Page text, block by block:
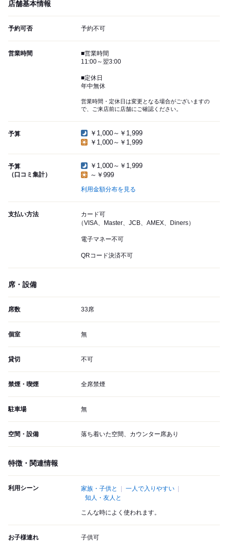
店舗基本情報
予約可否 予約不可
営業時間
■営業時間
11:00～翌3:00
■定休日
年中無休
営業時間・定休日は変更となる場合がございますの
で、ご来店前に店舗にご確認ください。
予算
￥1,000～￥1,999
￥1,000～￥1,999
予算
（口コミ集計）
￥1,000～￥1,999
～￥999
利用金額分布を見る
支払い方法
カード可
（VISA、Master、JCB、AMEX、Diners）
電子マネー不可
QRコード決済不可
席・設備
席数 33席
個室 無
貸切 不可
禁煙・喫煙 全席禁煙
駐車場 無
空間・設備 落ち着いた空間、カウンター席あり
特徴・関連情報
利用シーン 家族・子供と
一人で入りやすい
知人・友人と
こんな時によく使われます。
お子様連れ 子供可